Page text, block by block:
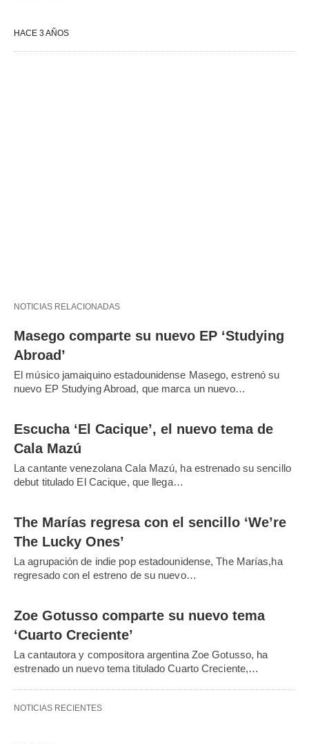
HACE 3 AÑOS
NOTICIAS RELACIONADAS
Masego comparte su nuevo EP ‘Studying
Abroad’
El músico jamaiquino estadounidense Masego, estrenó su
nuevo EP Studying Abroad, que marca un nuevo…
Escucha ‘El Cacique’, el nuevo tema de
Cala Mazú
La cantante venezolana Cala Mazú, ha estrenado su sencillo
debut titulado El Cacique, que llega…
The Marías regresa con el sencillo ‘We’re
The Lucky Ones’
La agrupación de indie pop estadounidense, The Marías,ha
regresado con el estreno de su nuevo…
Zoe Gotusso comparte su nuevo tema
‘Cuarto Creciente’
La cantautora y compositora argentina Zoe Gotusso, ha
estrenado un nuevo tema titulado Cuarto Creciente,…
NOTICIAS RECIENTES